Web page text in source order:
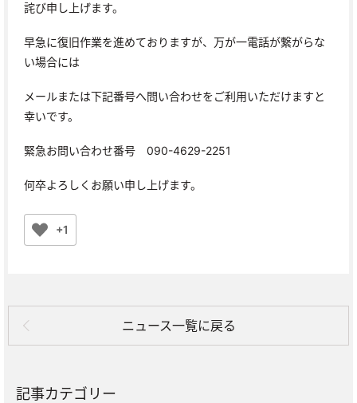
詫び申し上げます。
早急に復旧作業を進めておりますが、万が一電話が繋がらな
い場合には
メールまたは下記番号へ問い合わせをご利用いただけますと
幸いです。
緊急お問い合わせ番号 090-4629-2251
何卒よろしくお願い申し上げます。
+1
ニュース一覧に戻る
記事カテゴリー